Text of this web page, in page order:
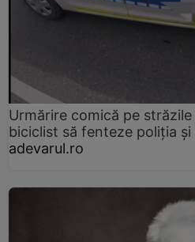
Urmărire comică pe
biciclist să fenteze poliția
adevarul.ro